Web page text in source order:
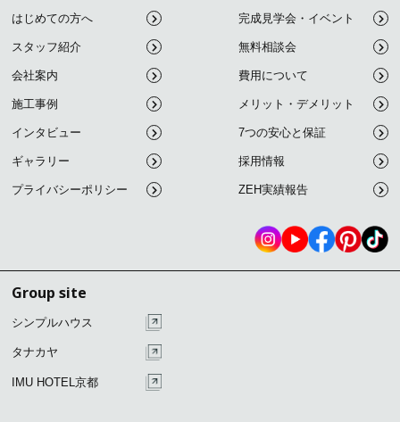
はじめての方へ
スタッフ紹介
会社案内
施工事例
インタビュー
ギャラリー
プライバシーポリシー
完成見学会・イベント
無料相談会
費用について
メリット・デメリット
7つの安心と保証
採用情報
ZEH実績報告
Group site
シンプルハウス
タナカヤ
IMU HOTEL京都